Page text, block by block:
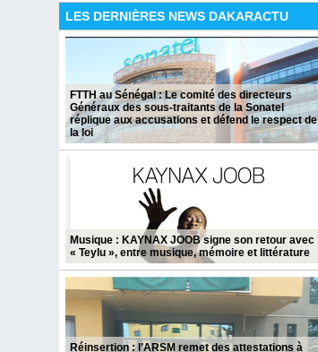
LES DERNIÈRES NEWS DAKARACTU
FTTH au Sénégal : Le comité des directeurs
Généraux des sous-traitants de la Sonatel
réplique aux accusations et défend le respect de
la loi
Musique : KAYNAX JOOB signe son retour avec
« Teylu », entre musique, mémoire et littérature
Réinsertion : l’ARSM remet des attestations à